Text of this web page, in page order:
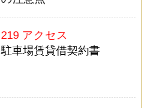
219 アクセス
駐車場賃貸借契約書